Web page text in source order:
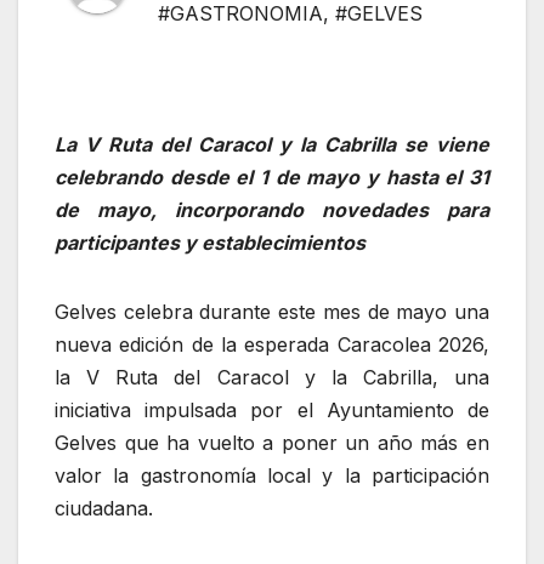
#GASTRONOMIA, #GELVES
La V Ruta del Caracol y la Cabrilla se viene
celebrando desde el 1 de mayo y hasta el 31
de mayo, incorporando novedades para
participantes y establecimientos
Gelves celebra durante este mes de mayo una
nueva edición de la esperada Caracolea 2026,
la V Ruta del Caracol y la Cabrilla, una
iniciativa impulsada por el Ayuntamiento de
Gelves que ha vuelto a poner un año más en
valor la gastronomía local y la participación
ciudadana.